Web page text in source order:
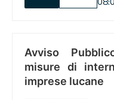
Avviso
misure di
imprese lucane